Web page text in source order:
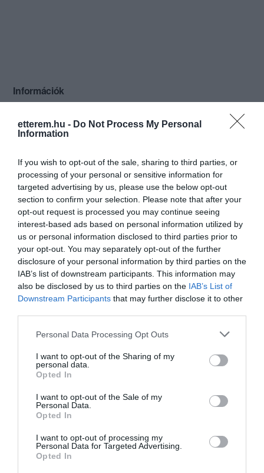
etterem.hu - Do Not Process My Personal
Information
If you wish to opt-out of the sale, sharing to third parties, or
processing of your personal or sensitive information for
targeted advertising by us, please use the below opt-out
section to confirm your selection. Please note that after your
opt-out request is processed you may continue seeing
interest-based ads based on personal information utilized by
us or personal information disclosed to third parties prior to
your opt-out. You may separately opt-out of the further
disclosure of your personal information by third parties on the
IAB’s list of downstream participants. This information may
also be disclosed by us to third parties on the IAB’s List of
Downstream Participants that may further disclose it to other
Please note that this website/app uses one or more Google
not limited to your visit or usage behaviour. You may click to
grant or deny consent to Google and its third-party tags to
use your data for below specified purposes in below Google
consent section.
Personal Data Processing Opt Outs
I want to opt-out of the Sharing of my
personal data.
Opted In
I want to opt-out of the Sale of my
Personal Data.
Opted In
I want to opt-out of processing my
Personal Data for Targeted Advertising.
Opted In
Információk
Elfogadott kártyák:
Felszereltség:
Melegétel, Terasz, Parkoló, Kártyás
fizetés
Rólunk:
A Piknik Terasz különlegessége többek
között abban az izgalmas fúzióban rejlik,
melyben a delikát üzlet, az étterem és a
kávézó tökéletes harmóniában forr
össze, így legyen szó egy habos
napindító cappuccinoról, helyben sütött
baguettből összeállított szendvicsről,
egy tartalmas ebédről vagy egy
ínycsiklandozó csemegét!
Mutass többet
Kapcsolat
info@piknikpavilon.hu
http://www.piknikpavilon.hu/
https://www.facebook.com/PiknikTerasz